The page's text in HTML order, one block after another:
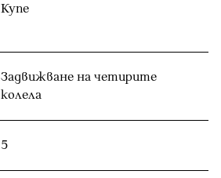
Купе
Задвижване на четирите
колела
5